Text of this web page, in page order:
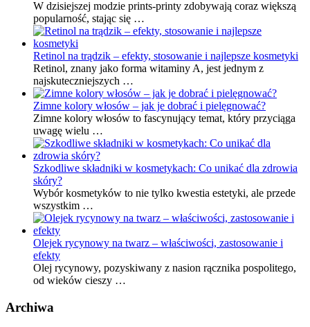
W dzisiejszej modzie prints-printy zdobywają coraz większą
popularność, stając się …
Retinol na trądzik – efekty, stosowanie i najlepsze kosmetyki
Retinol, znany jako forma witaminy A, jest jednym z
najskuteczniejszych …
Zimne kolory włosów – jak je dobrać i pielęgnować?
Zimne kolory włosów to fascynujący temat, który przyciąga
uwagę wielu …
Szkodliwe składniki w kosmetykach: Co unikać dla zdrowia
skóry?
Wybór kosmetyków to nie tylko kwestia estetyki, ale przede
wszystkim …
Olejek rycynowy na twarz – właściwości, zastosowanie i
efekty
Olej rycynowy, pozyskiwany z nasion rącznika pospolitego,
od wieków cieszy …
Archiwa